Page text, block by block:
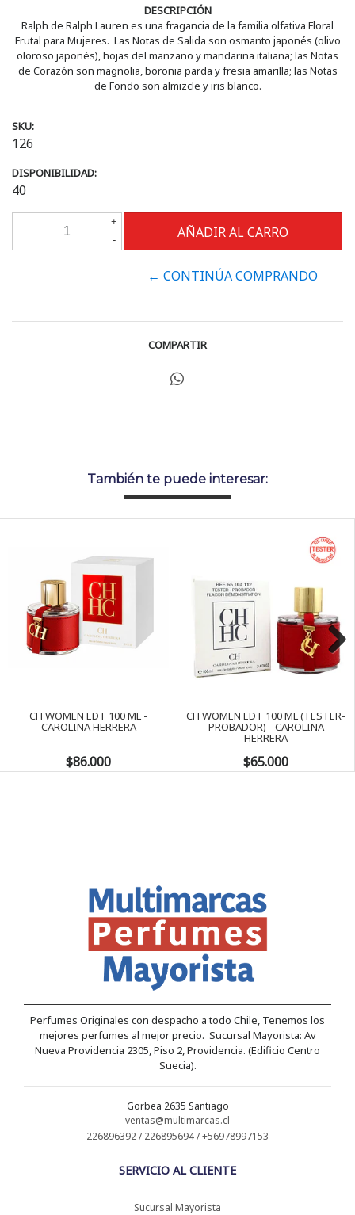
DESCRIPCIÓN
Ralph de Ralph Lauren es una fragancia de la familia olfativa Floral
Frutal para Mujeres. Las Notas de Salida son osmanto japonés (olivo
oloroso japonés), hojas del manzano y mandarina italiana; las Notas
de Corazón son magnolia, boronia parda y fresia amarilla; las Notas
de Fondo son almizcle y iris blanco.
SKU:
126
DISPONIBILIDAD:
40
+
-
← CONTINÚA COMPRANDO
COMPARTIR
También te puede interesar:
CH WOMEN EDT 100 ML -
CAROLINA HERRERA
$86.000
CH WOMEN EDT 100 ML (TESTER-
PROBADOR) - CAROLINA
HERRERA
$65.000
Next
Perfumes Originales con despacho a todo Chile, Tenemos los
mejores perfumes al mejor precio. Sucursal Mayorista: Av
Nueva Providencia 2305, Piso 2, Providencia. (Edificio Centro
Suecia).
Gorbea 2635 Santiago
ventas@multimarcas.cl
226896392 / 226895694 / +56978997153
SERVICIO AL CLIENTE
Sucursal Mayorista